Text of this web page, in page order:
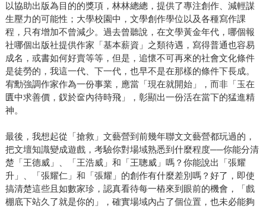
以協助出版為目的的獎項，林林總總，提供了專注創作、減輕謀
生壓力的可能性；大學校園中，文學創作學位以及各種寫作課
程，只有增加不曾減少。過去曾聽說，在文學黃金年代，哪個報
社哪個出版社提供作家「基本薪資」之類待遇，寫得普通也容易
成名，或書如何好賣等等，但是，追懷不可再來的社會文化條件
是徒勞的，我這一代、下一代，也早不是在那樣的條件下長成。
宥勳強調作家作為一份事業，應當「現在就開始」，而非「玉在
匱中求善價，釵於奩內待時飛」，彰顯出一份活在當下的猛進精
神。
最後，我想起從「搶救」文藝營到前幾年聯文文藝營都玩過的，
把文壇知識變成遊戲，考驗你對場域熟悉到什麼程度──你能分清
楚「王德威」、「王浩威」和「王聰威」嗎？你能說出「張耀
升」、「張耀仁」和「張耀」的創作有什麼差別嗎？好了，即使
搞清楚這些且如數家珍，認真看待每一樁來到眼前的機會，「戲
棚底下站久了就是你的」，確實場域內占了個位置，也未必能夠